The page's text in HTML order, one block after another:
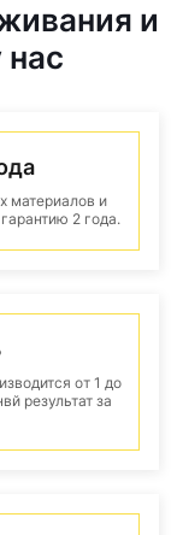
и
материалов и
2 года.
от 1 до
результат за